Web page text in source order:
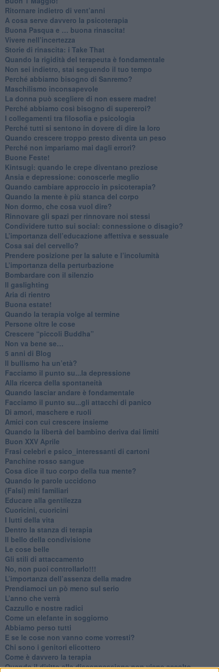
Ritornare indietro di vent’anni
​A cosa serve davvero la psicoterapia
​Buona Pasqua e … buona rinascita!
​Vivere nell’incertezza
​Storie di rinascita: i Take That
​Quando la rigidità del terapeuta è fondamentale
​Non sei indietro, stai seguendo il tuo tempo
​Perché abbiamo bisogno di Sanremo?
​Maschilismo inconsapevole
​La donna può scegliere di non essere madre!
​Perché abbiamo così bisogno di supereroi?
​I collegamenti tra filosofia e psicologia
​Perché tutti si sentono in dovere di dire la loro
​Quando crescere troppo presto diventa un peso
​Perché non impariamo mai dagli errori?
​Buone Feste!
​Kintsugi: quando le crepe diventano preziose
Ansia e depressione: conoscerle meglio
Quando cambiare approccio in psicoterapia?
​Quando la mente è più stanca del corpo
Non dormo, che cosa vuol dire?
​Rinnovare gli spazi per rinnovare noi stessi
​Condividere tutto sui social: connessione o disagio?
​L’importanza dell’educazione affettiva e sessuale
​Cosa sai del cervello?
Prendere posizione per la salute e l’incolumità
L’importanza della perturbazione
​Bombardare con il silenzio
Il gaslighting
Aria di rientro
Buona estate!
​Quando la terapia volge al termine
​Persone oltre le cose
​Crescere “piccoli Buddha”
Non va bene se…
​5 anni di Blog
​Il bullismo ha un’età?
Facciamo il punto su...la depressione
​Alla ricerca della spontaneità
​Quando lasciar andare è fondamentale
Facciamo il punto su...gli attacchi di panico
Di amori, maschere e ruoli
​Amici con cui crescere insieme
​Quando la libertà del bambino deriva dai limiti
Buon XXV Aprile
​Frasi celebri e psico_interessanti di cartoni
​Panchine rosso sangue
​Cosa dice il tuo corpo della tua mente?
​Quando le parole uccidono
​(Falsi) miti familiari
​Educare alla gentilezza
​Cuoricini, cuoricini
I lutti della vita
​Dentro la stanza di terapia
​Il bello della condivisione
Le cose belle
​Gli stili di attaccamento
No, non puoi controllarlo!!!
​L’importanza dell’assenza della madre
​Prendiamoci un pò meno sul serio
​L’anno che verrà
​Cazzullo e nostre radici
​Come un elefante in soggiorno
​Abbiamo perso tutti
E se le cose non vanno come vorresti?
​Chi sono i genitori elicottero
Come è davvero la terapia
Quando il diritto alla disconnessione non viene accolto